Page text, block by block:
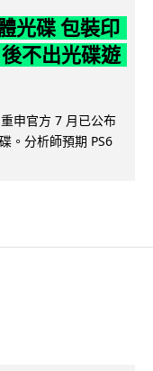
光碟 包裝印
不出光碟遊
申官方 7 月已公布
。分析師預期 PS6